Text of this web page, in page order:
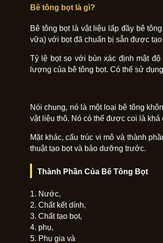
Bê tông bọt là gì?
Bê tông bọt là vật liệu lấp đầy bê
vữa) với bọt đã chuẩn bị sẵn được tạo
Tỷ lệ bọt so với bùn xác định mật
lượng của bê tông bọt. Có thể sử
Nói chung, nó là một loại bê tông
vật liệu thô. Nó có thể được coi là
Mặt khác, cấu trúc vi mô và thành
thuật tạo bọt và bảo dưỡng trước.
Thành Phần Của Bê Tông Bọt
1. Nước,
2. Chất kết dính,
3. Chất tạo bọt,
4. phụ,
5. Phụ gia và